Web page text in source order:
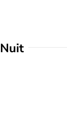
Nuit